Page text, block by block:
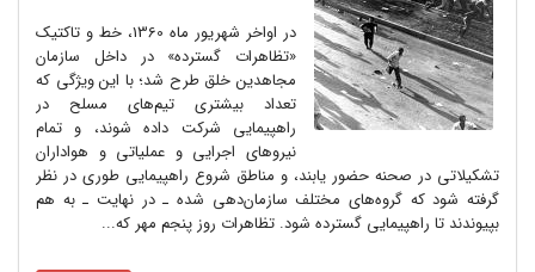
در اواخر شهریور ماه 1360، خط و تاکتیک
«تظاهرات گسترده» در داخل سازمان
مجاهدین خلق طرح شد؛ با این ویژگى که
تعداد بیشترى تیم‌هاى مسلح در
راهپیمایى شرکت داده شوند، و تمام
نیروهاى اجرایى و عملیاتى و هواداران
تشکیلاتى در صحنه حضور یابند، و مناطق شروع راهپیمایى طورى در نظر
گرفته شود که گروه‌هاى مختلف سازمان‌دهى شده ـ در نهایت ـ به هم
بپیوندند تا راهپیمایى گسترده شود. تظاهرات روز پنجم مهر که...